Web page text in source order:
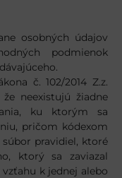
osobných údajov
podmienok
č. 102/2014 Z.z.
neexistujú žiadne
ku ktorým sa
pričom kódexom
pravidiel, ktoré
ktorý sa zaviazal
k jednej alebo